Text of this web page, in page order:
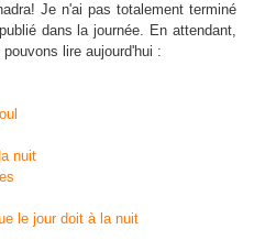
Je n'ai pas totalement terminé
dans la journée. En attendant,
lire aujourd'hui :
nuit
le jour doit à la nuit